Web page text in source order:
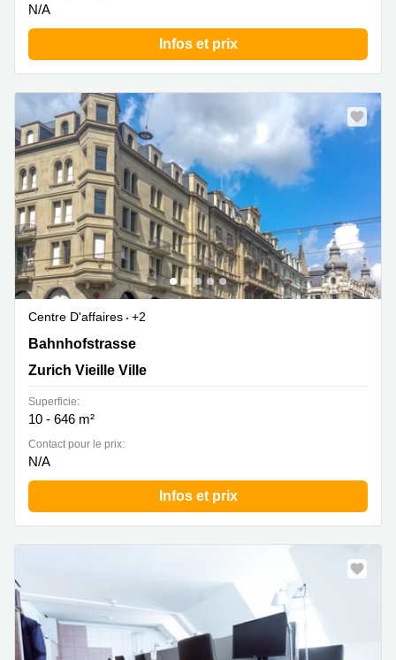
N/A
Infos et prix
Centre D'affaires
+2
Bahnhofstrasse 10, Zurich Vieille Ville
Bahnhofstrasse
Zurich Vieille Ville
Superficie:
10 - 646 m²
Contact pour le prix:
N/A
Infos et prix